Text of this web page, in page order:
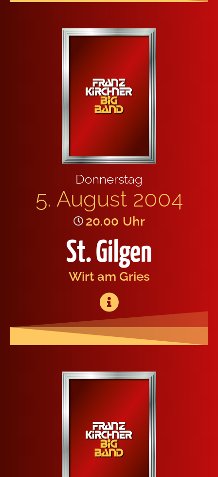
Don­ners­tag
5. August 2004
20.00 Uhr
St. Gilgen
Wirt am Gries